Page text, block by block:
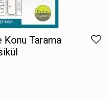
Konu Tarama